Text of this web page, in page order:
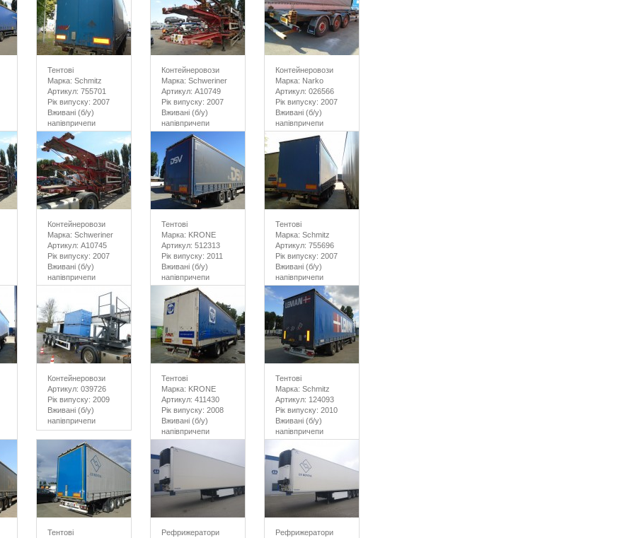
Тентові
Марка: Schmitz
Артикул: 755701
Рік випуску: 2007
Вживані (б/у)
напівпричепи
Контейнеровози
Марка: Schweriner
Артикул: A10749
Рік випуску: 2007
Вживані (б/у)
напівпричепи
Контейнеровози
Марка: Narko
Артикул: 026566
Рік випуску: 2007
Вживані (б/у)
напівпричепи
Контейнеровози
Марка: Schweriner
Артикул: A10745
Рік випуску: 2007
Вживані (б/у)
напівпричепи
Тентові
Марка: KRONE
Артикул: 512313
Рік випуску: 2011
Вживані (б/у)
напівпричепи
Тентові
Марка: Schmitz
Артикул: 755696
Рік випуску: 2007
Вживані (б/у)
напівпричепи
Контейнеровози
Артикул: 039726
Рік випуску: 2009
Вживані (б/у)
напівпричепи
Тентові
Марка: KRONE
Артикул: 411430
Рік випуску: 2008
Вживані (б/у)
напівпричепи
Тентові
Марка: Schmitz
Артикул: 124093
Рік випуску: 2010
Вживані (б/у)
напівпричепи
Тентові
Рефрижератори
Рефрижератори